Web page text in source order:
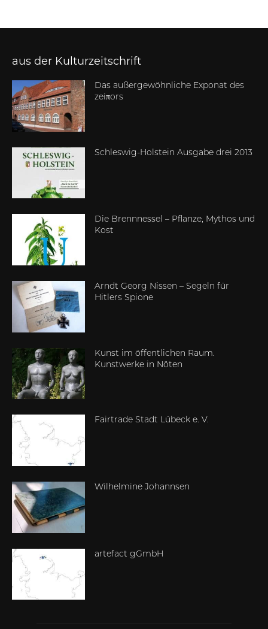
aus der Kulturzeitschrift
Das außergewöhnliche Exponat des
zeiπors
Schleswig-Holstein Ausgabe drei 2013
Die Brennnessel – Pflanze, Mythos und
Kost
Arndt Georg Nissen – Segeln für
Hitlers Spione
Kunst im öffentlichen Raum.
Kunstwerke in Nöten
Fairtrade Stadt Lübeck e. V.
Wilhelmine Johannsen
artefact gGmbH